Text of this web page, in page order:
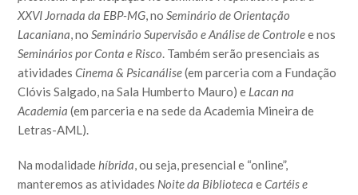
XXVI Jornada da EBP-MG, noSeminário de Orientação
Lacaniana, noSeminário Supervisão e Análise de Controlee nos
Seminários por Conta e Risco. Também serão presenciais as
atividadesCinema & Psicanálise(em parceria com a Fundação
Clóvis Salgado, na Sala Humberto Mauro) e Lacan na
Academia(em parceria e na sede da Academia Mineira de
Letras-AML).
Na modalidadehíbrida, ou seja, presencial e “online”,
manteremos as atividades Noite da Biblioteca eCartéis e